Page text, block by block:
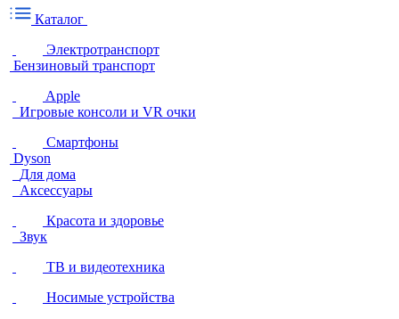
Каталог
Электротранспорт
Бензиновый транспорт
Apple
Игровые консоли и VR очки
Смартфоны
Dyson
Для дома
Аксессуары
Красота и здоровье
Звук
ТВ и видеотехника
Носимые устройства